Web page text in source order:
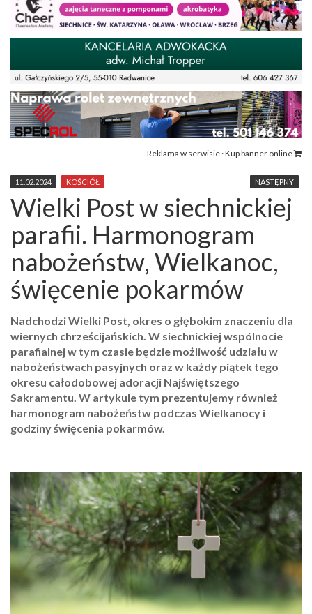
Reklama w serwisie · Kup banner online
NASTĘPNY
11.02.2024 KOŚCIÓŁ
Wielki Post w siechnickiej
parafii. Harmonogram
nabożeństw, Wielkanoc,
święcenie pokarmów
Nadchodzi Wielki Post, okres o głębokim znaczeniu dla
wiernych chrześcijańskich. W siechnickiej wspólnocie
parafialnej w tym czasie będzie możliwość udziału w
nabożeństwach pasyjnych oraz w każdy piątek tego
okresu całodobowej adoracji Najświętszego
Sakramentu. W artykule tym prezentujemy również
harmonogram nabożeństw podczas Wielkanocy i
godziny święcenia pokarmów.